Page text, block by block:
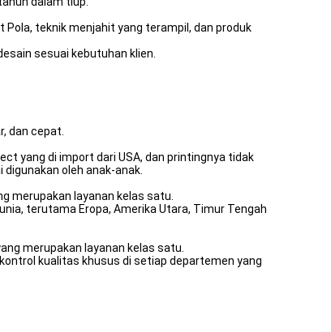
teknik menjahit yang terampil, dan produk
sesuai kebutuhan klien.
dan cepat.
yang di import dari USA, dan printingnya tidak
oleh anak-anak.
merupakan layanan kelas satu.
terutama Eropa, Amerika Utara, Timur Tengah
merupakan layanan kelas satu.
kualitas khusus di setiap departemen yang